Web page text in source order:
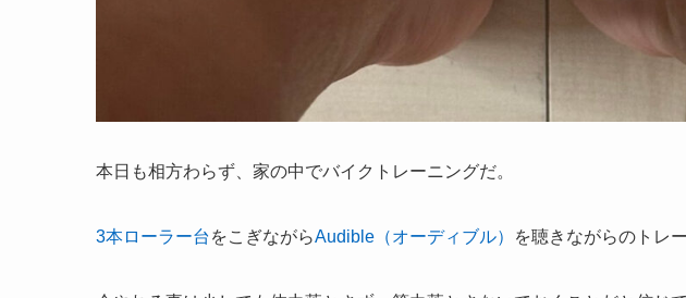
本日も相方わらず、家の中でバイクトレーニングだ。
3本ローラー台 をこぎながらAudible（オーディブル） を聴きながらのトレ